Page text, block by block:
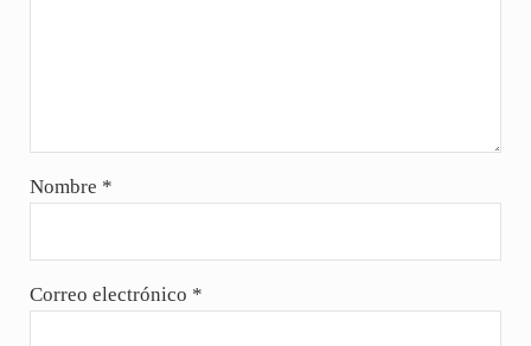
Nombre *
Correo electrónico *